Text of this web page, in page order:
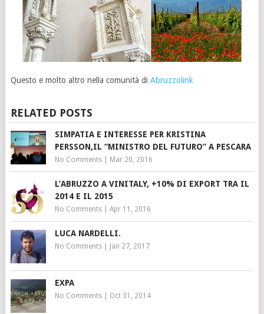
Questo e molto altro nella comunità di Abruzzolink
RELATED POSTS
SIMPATIA E INTERESSE PER KRISTINA
PERSSON,IL “MINISTRO DEL FUTURO” A PESCARA
No Comments| Mar 20, 2016
L’ABRUZZO A VINITALY, +10% DI EXPORT TRA IL
2014 E IL 2015
No Comments| Apr 11, 2016
LUCA NARDELLI.
No Comments| Jan 27, 2017
EXPA
No Comments| Oct 31, 2014